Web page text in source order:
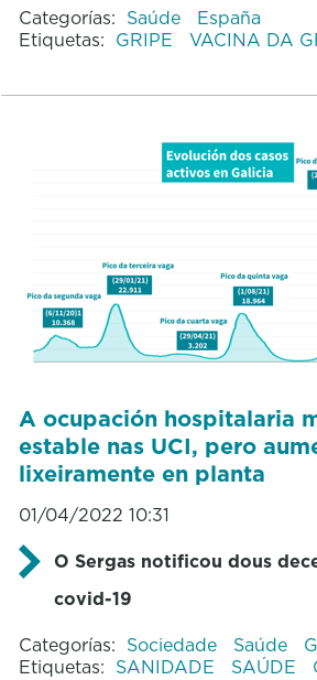
Categorías: Saúde
España
Etiquetas: GRIPE VACINA DA
A ocupación hospitalaria
estable nas UCI, pero
lixeiramente en planta
01/04/2022 10:31
O Sergas notificou dous
covid-19
Categorías: Sociedade Saúde
Etiquetas: SANIDADE SAÚDE